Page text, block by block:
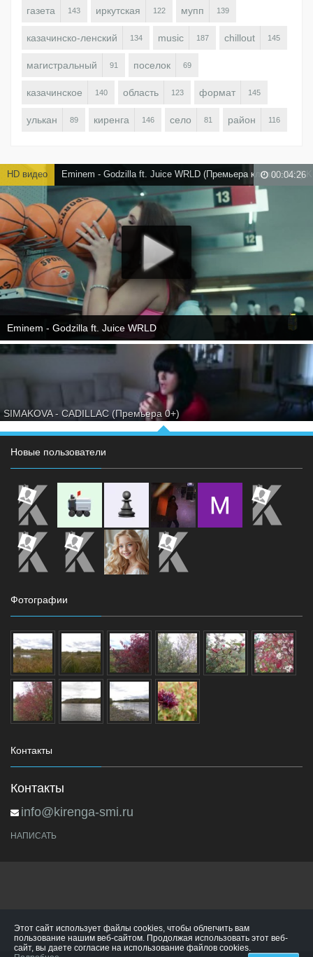
газета 143 иркутская 122 мупп 139
казачинско-ленский 134 music 187 chillout 145
магистральный 91 поселок 69
казачинское 140 область 123 формат 145
улькан 89 киренга 146 село 81 район 116
00:04:26
HD видео Eminem - Godzilla ft. Juice WRLD (Премьера клипа, 2020)
Eminem - Godzilla ft. Juice WRLD
SIMAKOVA - CADILLAC (Премьера 0+)
Новые пользователи
Фотографии
Контакты
Контакты
info@kirenga-smi.ru
НАПИСАТЬ
Этот сайт использует файлы cookies, чтобы облегчить вам
пользование нашим веб-сайтом. Продолжая использовать этот веб-
сайт, вы даете согласие на использование файлов cookies.